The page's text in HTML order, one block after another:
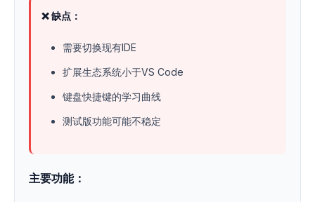
❌ 缺点：
需要切换现有IDE
扩展生态系统小于VS Code
键盘快捷键的学习曲线
测试版功能可能不稳定
主要功能：